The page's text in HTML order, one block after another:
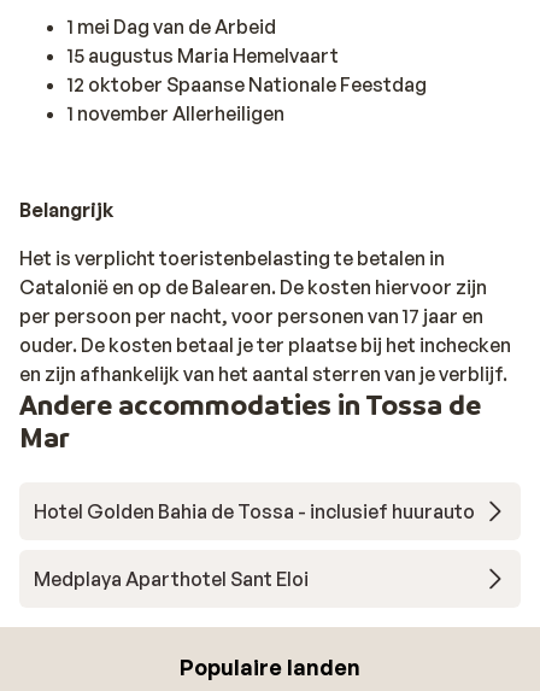
1 mei Dag van de Arbeid
15 augustus Maria Hemelvaart
12 oktober Spaanse Nationale Feestdag
1 november Allerheiligen
Belangrijk
Het is verplicht toeristenbelasting te betalen in
Catalonië en op de Balearen. De kosten hiervoor zijn
per persoon per nacht, voor personen van 17 jaar en
ouder. De kosten betaal je ter plaatse bij het inchecken
en zijn afhankelijk van het aantal sterren van je verblijf.
Andere accommodaties in Tossa de
Mar
Hotel Golden Bahia de Tossa - inclusief huurauto
Medplaya Aparthotel Sant Eloi
Populaire landen